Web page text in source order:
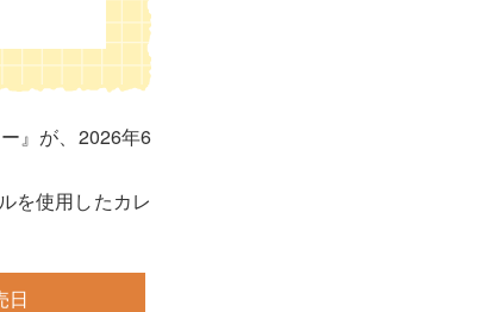
』が、2026年6
を使用したカレ
日